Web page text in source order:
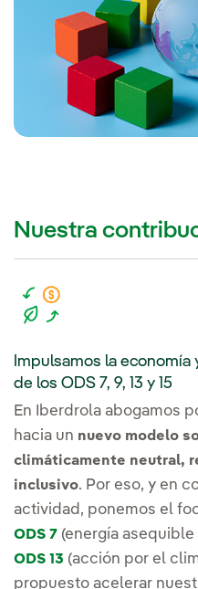
Nuestra
Impulsamos la
de los ODS 7, 9, 13 y 15
En Iberdrola abogamos
hacia un nuevo modelo
climáticamente neutral,
inclusivo. Por eso, y en
actividad, ponemos el
ODS 7 (energía
ODS 13 (acción por el
propuesto acelerar